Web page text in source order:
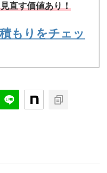
直す価値あり！
もりをチェッ